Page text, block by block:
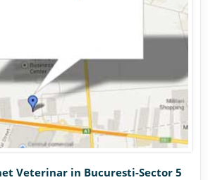
Veterinar in Bucuresti-Sector 5